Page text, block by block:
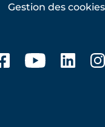
Gestion des cookies
Facebook